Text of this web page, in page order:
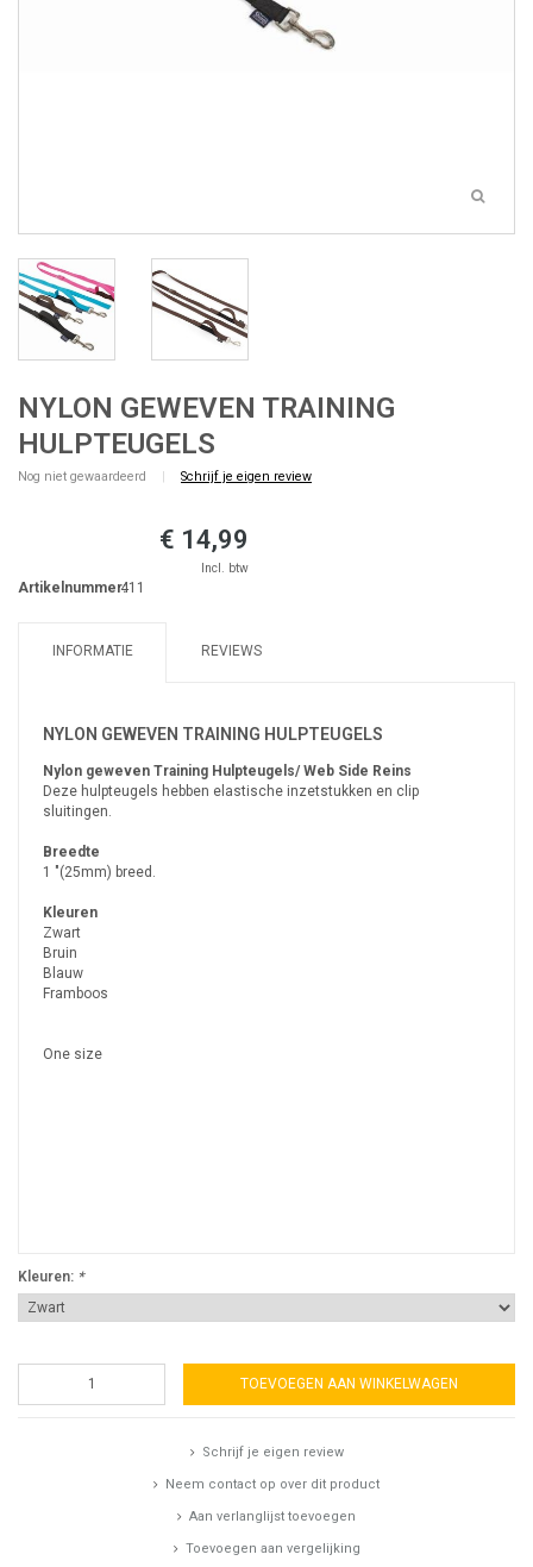
NYLON GEWEVEN TRAINING
HULPTEUGELS
Nog niet gewaardeerd Schrijf je eigen review
€ 14,99
Incl. btw
Artikelnummer:411
INFORMATIE REVIEWS
NYLON GEWEVEN TRAINING HULPTEUGELS
Nylon geweven Training Hulpteugels/ Web Side Reins
Deze hulpteugels hebben elastische inzetstukken en clip
sluitingen.
Breedte
1 "(25mm) breed.
Kleuren
Zwart
Bruin
Blauw
Framboos
One size
Kleuren: *
TOEVOEGEN AAN WINKELWAGEN
Schrijf je eigen review
Neem contact op over dit product
Aan verlanglijst toevoegen
Toevoegen aan vergelijking